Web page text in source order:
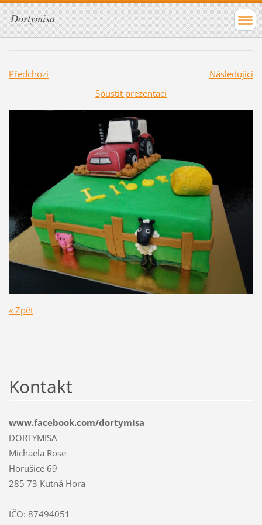
Dortymisa
Předchozí
Následující
Spustit prezentaci
« Zpět
Kontakt
www.facebook.com/dortymisa
DORTYMISA
Michaela Rose
Horušice 69
285 73 Kutná Hora
IČO: 87494051